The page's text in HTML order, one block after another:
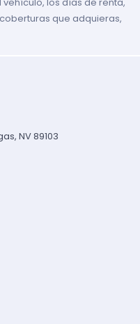
los días de renta,
que adquieras,
NV 89103